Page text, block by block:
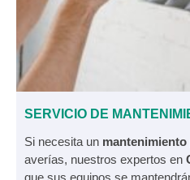
SERVICIO DE
Si necesita un
averías, nuestros expertos en
que sus equipos se